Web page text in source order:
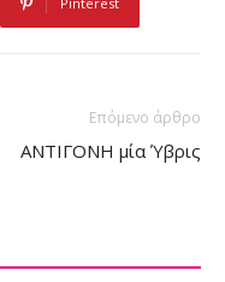
Επόμενο άρθρο
ΑΝΤΙΓΟΝΗ μία Ύβρις